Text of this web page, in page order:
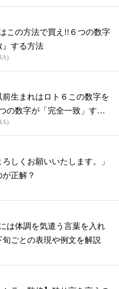
この方法で買え!!６つの数字
』する方法
前生まれはロト６この数字を
の数字が「完全一致」する
ろしくお願いいたします。」
正解？
は体調を気遣う言葉を入れ
旬ごとの表現や例文を解説